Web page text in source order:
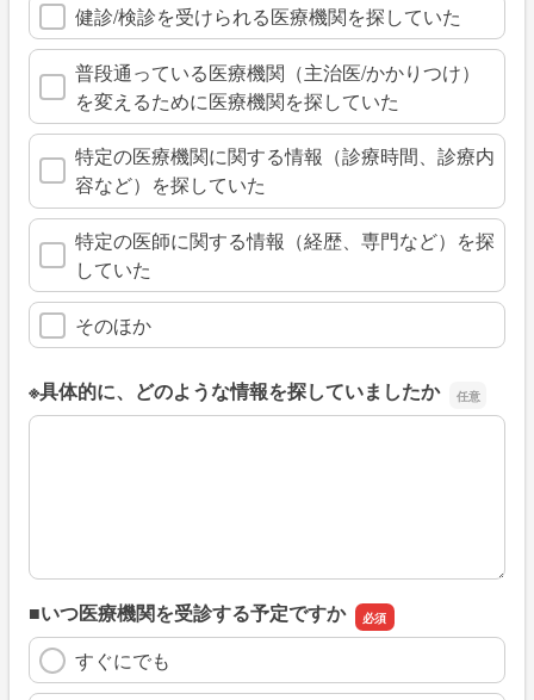
健診/検診を受けられる医療機関を探していた
普段通っている医療機関（主治医/かかりつけ）
を変えるために医療機関を探していた
特定の医療機関に関する情報（診療時間、診療内
容など）を探していた
特定の医師に関する情報（経歴、専門など）を探
していた
そのほか
※具体的に、どのような情報を探していましたか
※具体的に、どのような情報を探していましたか
■いつ医療機関を受診する予定ですか
すぐにでも